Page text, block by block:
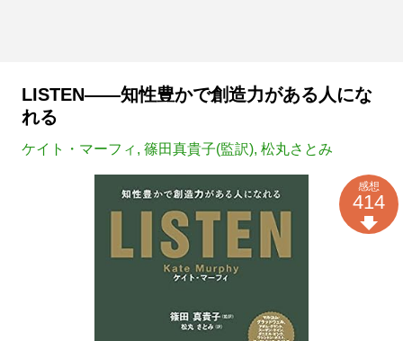
LISTEN――知性豊かで創造力がある人にな
れる
ケイト・マーフィ , 篠田真貴子(監訳), 松丸さとみ
感想
414